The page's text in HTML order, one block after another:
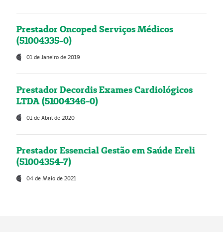
Prestador Oncoped Serviços Médicos
(51004335-0)
01 de Janeiro de 2019
Prestador Decordis Exames Cardiológicos
LTDA (51004346-0)
01 de Abril de 2020
Prestador Essencial Gestão em Saúde Ereli
(51004354-7)
04 de Maio de 2021